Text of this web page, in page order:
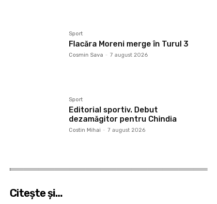
Sport
Flacăra Moreni merge în Turul 3
Cosmin Sava - 7 august 2026
Sport
Editorial sportiv. Debut
dezamăgitor pentru Chindia
Costin Mihai - 7 august 2026
Citeşte şi...